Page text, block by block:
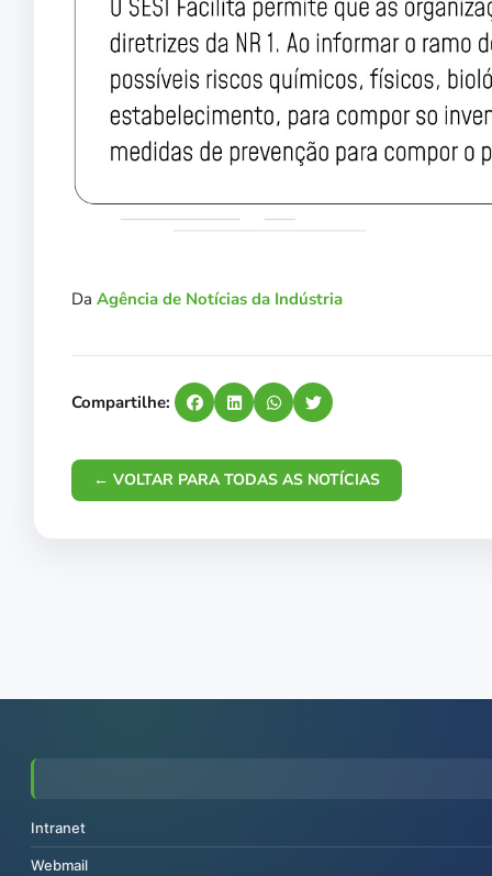
Da Agência de Notícias da Indústria
Compartilhe:
← VOLTAR PARA TODAS AS NOTÍCIAS
Intranet
Webmail